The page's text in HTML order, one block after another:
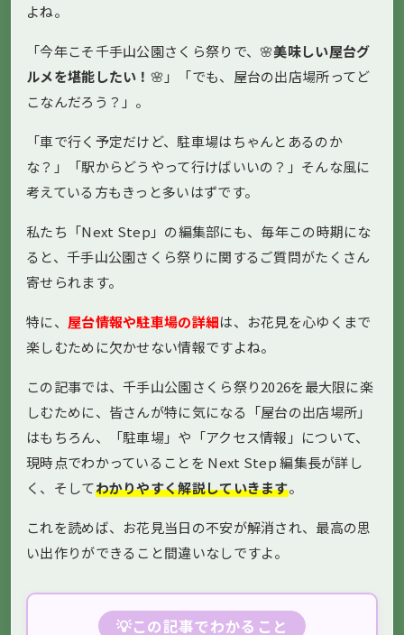
よね。
「今年こそ千手山公園さくら祭りで、🌸美味しい屋台グ
ルメを堪能したい！ 🌸」「でも、屋台の出店場所ってど
こなんだろう？」。
「車で行く予定だけど、駐車場はちゃんとあるのか
な？」「駅からどうやって行けばいいの？」そんな風に
考えている方もきっと多いはずです。
私たち「Next Step」の編集部にも、毎年この時期にな
ると、千手山公園さくら祭りに関するご質問がたくさん
寄せられます。
特に、 屋台情報や駐車場の詳細は、お花見を心ゆくまで
楽しむために欠かせない情報ですよね。
この記事では、千手山公園さくら祭り2026を最大限に楽
しむために、皆さんが特に気になる「屋台の出店場所」
はもちろん、「駐車場」や「アクセス情報」について、
現時点でわかっていることを Next Step 編集長が詳し
く、そしてわかりやすく解説していきます。
これを読めば、お花見当日の不安が解消され、最高の思
い出作りができること間違いなしですよ。
💡この記事でわかること